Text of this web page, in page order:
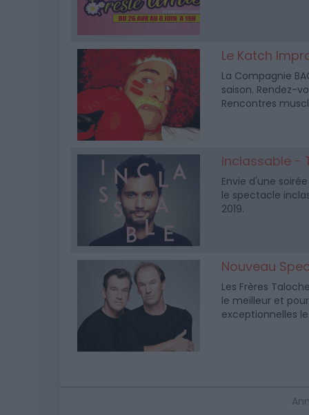
Le Katch
La Compagnie
saison. Rendez-
Rencontres
Inclassable -
Envie d'une
le spectacle
2019.
Nouveau
Les Frères
le meilleur et
exceptionnelles le